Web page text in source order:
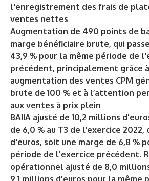
l'enregistrement des frais de
ventes nettes
Augmentation de 490 points de
marge bénéficiaire brute, qui
43,9 % pour la même période de
précédent, principalement grâce
augmentation des ventes CPM
brute de 100 % et à l’attention
aux ventes à prix plein
BAIIA ajusté de 10,2 millions
de 6,0 % au T3 de l’exercice 2022,
d'euros, soit une marge de 6,8 %
période de l'exercice précédent.
opérationnel ajusté de 8,0
9,1 millions d'euros pour la même